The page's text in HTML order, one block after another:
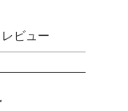
レビュー